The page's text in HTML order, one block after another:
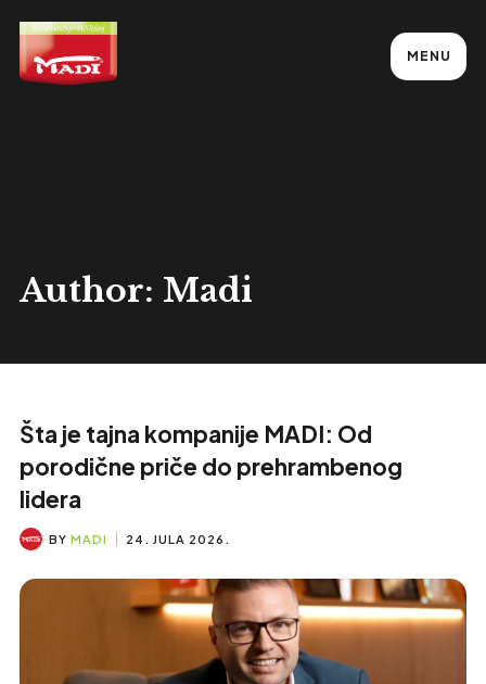
MENU
Author: Madi
Šta je tajna kompanije MADI: Od
porodične priče do prehrambenog
lidera
BY MADI 24. JULA 2026.